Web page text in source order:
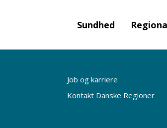
Sundhed
Job og karriere
Kontakt Danske Regioner